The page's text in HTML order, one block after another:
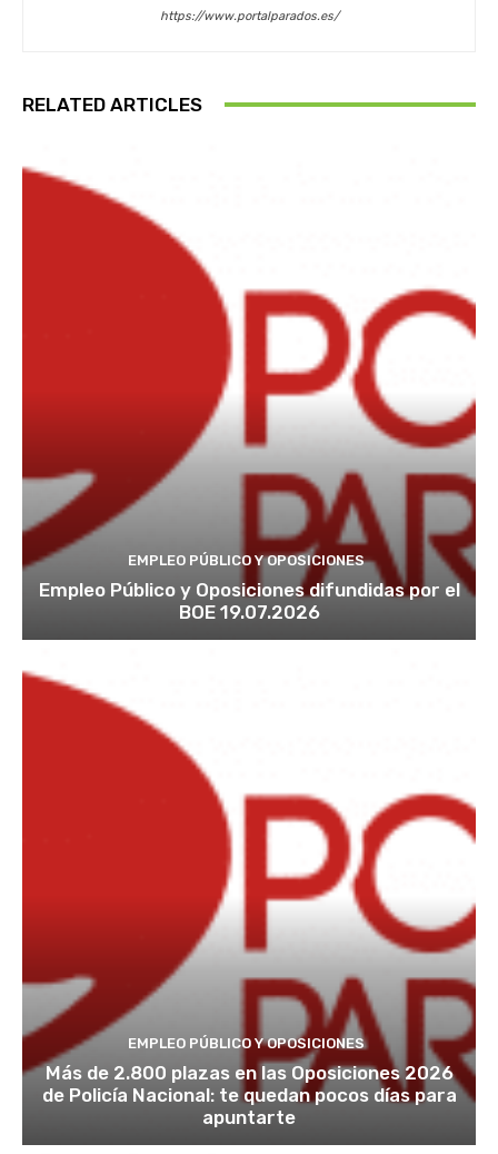
https://www.portalparados.es/
RELATED ARTICLES
EMPLEO PÚBLICO Y OPOSICIONES
Empleo Público y Oposiciones difundidas por el
BOE 19.07.2026
EMPLEO PÚBLICO Y OPOSICIONES
Más de 2.800 plazas en las Oposiciones 2026
de Policía Nacional: te quedan pocos días para
apuntarte